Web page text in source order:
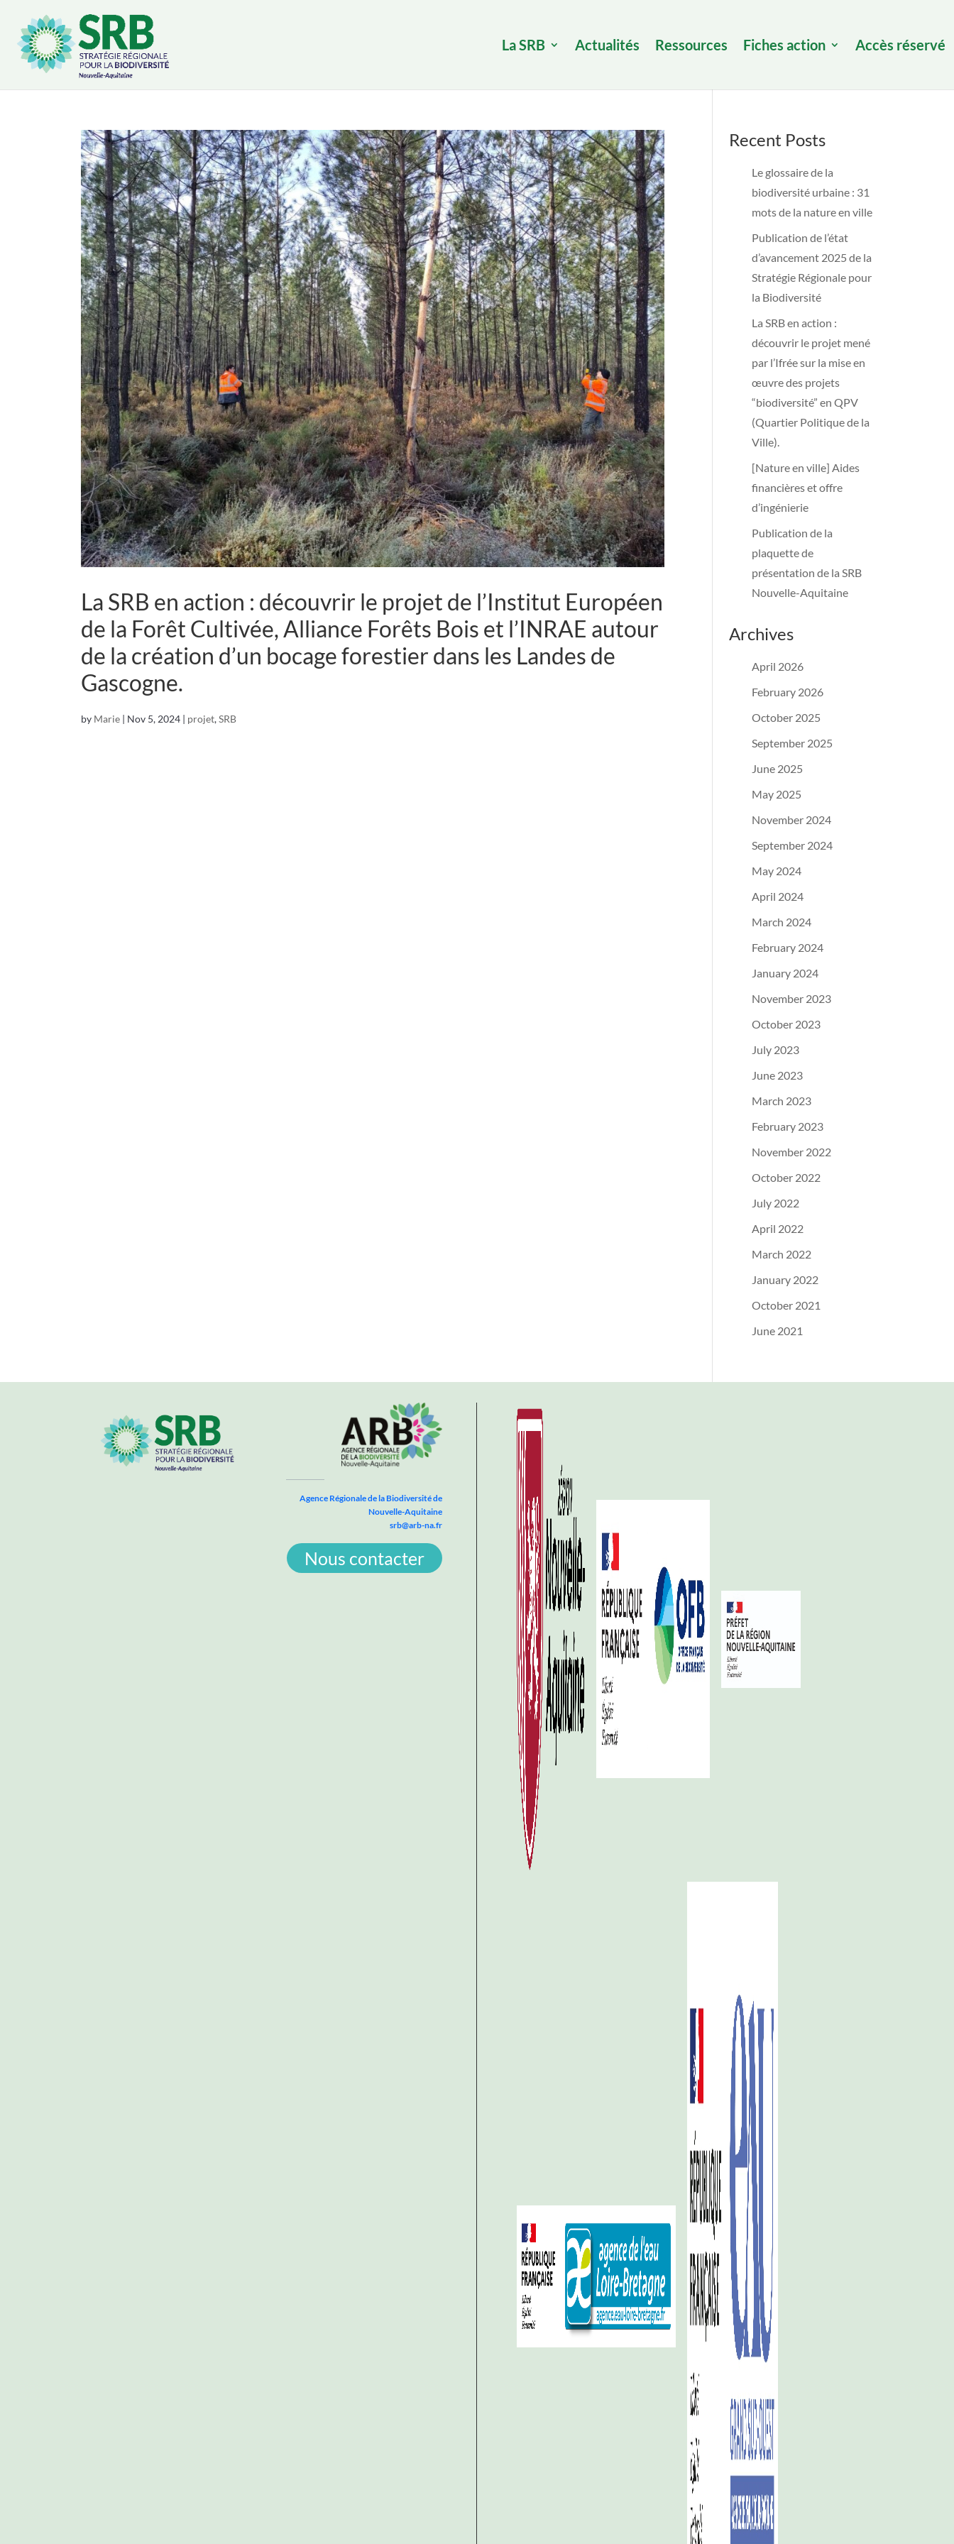
La SRB Actualités Ressources Fiches action Accès réservé
La SRB en action : découvrir le projet de l’Institut Européen
de la Forêt Cultivée, Alliance Forêts Bois et l’INRAE autour
de la création d’un bocage forestier dans les Landes de
Gascogne.
by Marie | Nov 5, 2024 | projet,SRB
Recent Posts
Le glossaire de la
biodiversité urbaine : 31
mots de la nature en ville
Publication de l’état
d’avancement 2025 de la
Stratégie Régionale pour
la Biodiversité
La SRB en action :
découvrir le projet mené
par l’Ifrée sur la mise en
œuvre des projets
“biodiversité” en QPV
(Quartier Politique de la
Ville).
[Nature en ville] Aides
financières et offre
d’ingénierie
Publication de la
plaquette de
présentation de la SRB
Nouvelle-Aquitaine
Archives
April 2026
February 2026
October 2025
September 2025
June 2025
May 2025
November 2024
September 2024
May 2024
April 2024
March 2024
February 2024
January 2024
November 2023
October 2023
July 2023
June 2023
March 2023
February 2023
November 2022
October 2022
July 2022
April 2022
March 2022
January 2022
October 2021
June 2021
Agence Régionale de la Biodiversité de
Nouvelle-Aquitaine
srb@arb-na.fr
Nous contacter